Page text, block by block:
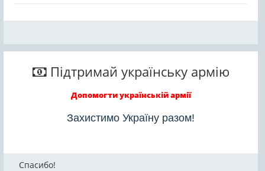
Підтримай українську армію
Допомогти українській армії
Захистимо Україну разом!
Спасибо!